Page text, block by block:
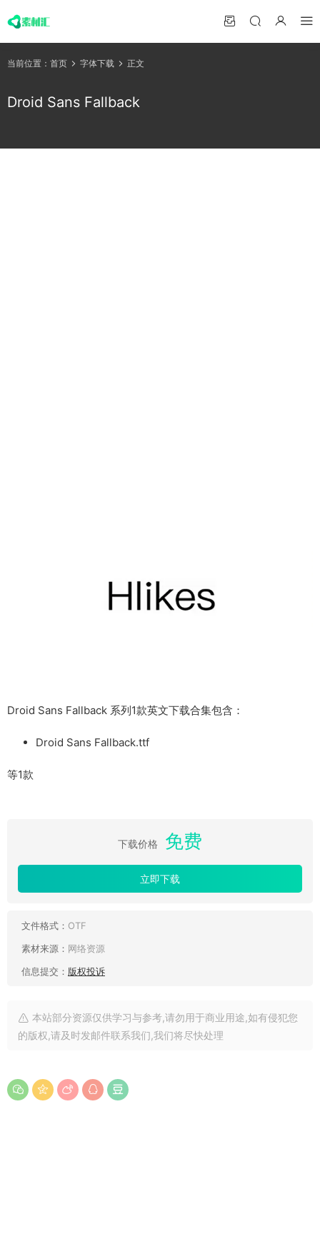
当前位置： 首页 字体下载 正文
Droid Sans Fallback
Droid Sans Fallback 系列1款英文下载合集包含：
Droid Sans Fallback.ttf
等1款
下载价格 免费
立即下载
文件格式： OTF
素材来源： 网络资源
信息提交： 版权投诉
本站部分资源仅供学习与参考,请勿用于商业用途,如有侵犯您
的版权,请及时发邮件联系我们,我们将尽快处理